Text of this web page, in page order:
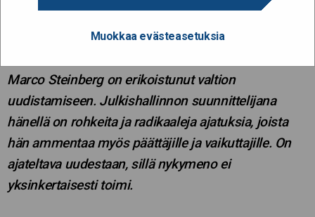
Muokkaa evästeasetuksia
on aika pistää ne sileiksi
Marco Steinberg on erikoistunut valtion
uudistamiseen. Julkishallinnon suunnittelijana
hänellä on rohkeita ja radikaaleja ajatuksia, joista
hän ammentaa myös päättäjille ja vaikuttajille. On
ajateltava uudestaan, sillä nykymeno ei
yksinkertaisesti toimi.